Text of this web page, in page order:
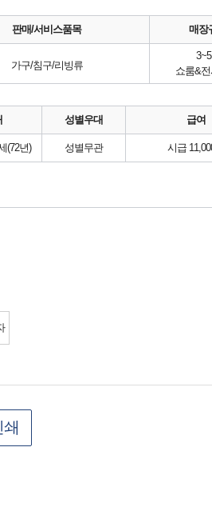
판매/서비스품목 매장
가구/침구/리빙류
쇼룸&
성별우대 급여
(72년) 성별무관 시급
쇄